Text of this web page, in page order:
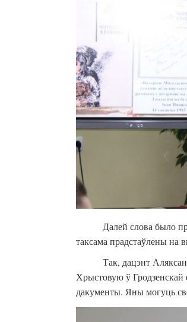
Далей слова было
таксама прадстаўлены на
Так, дацэнт
Хрыстовую ў Гродзенскай
дакументы. Яны могуць